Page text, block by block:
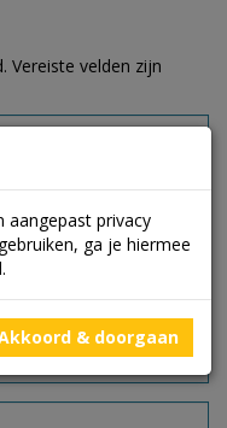
Vereiste velden zijn
aangepast privacy
ga je hiermee
& doorgaan